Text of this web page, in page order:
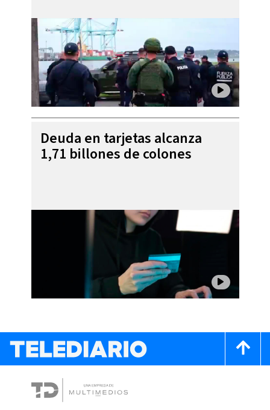
Deuda en tarjetas alcanza
1,71 billones de colones